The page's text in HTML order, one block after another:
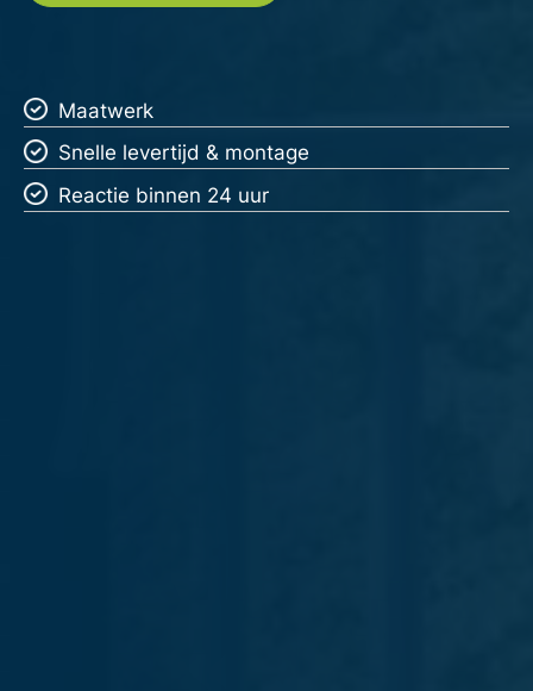
Maatwerk
Snelle levertijd & montage
Reactie binnen 24 uur